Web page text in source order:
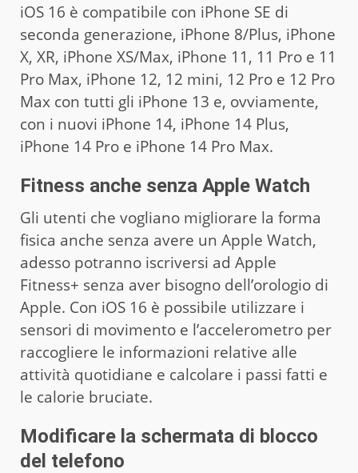
iOS 16 è compatibile con iPhone SE di
seconda generazione, iPhone 8/Plus, iPhone
X, XR, iPhone XS/Max, iPhone 11, 11 Pro e 11
Pro Max, iPhone 12, 12 mini, 12 Pro e 12 Pro
Max con tutti gli iPhone 13 e, ovviamente,
con i nuovi iPhone 14, iPhone 14 Plus,
iPhone 14 Pro e iPhone 14 Pro Max.
Fitness anche senza Apple Watch
Gli utenti che vogliano migliorare la forma
fisica anche senza avere un Apple Watch,
adesso potranno iscriversi ad Apple
Fitness+ senza aver bisogno dell’orologio di
Apple. Con iOS 16 è possibile utilizzare i
sensori di movimento e l’accelerometro per
raccogliere le informazioni relative alle
attività quotidiane e calcolare i passi fatti e
le calorie bruciate.
Modificare la schermata di blocco
del telefono